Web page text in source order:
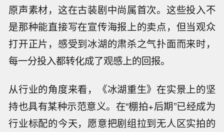
原声素材，这在古装剧中尚属首次。这些投入不
是那种能直接写在宣传海报上的卖点，但当观众
打开正片，感受到冰湖的肃杀之气扑面而来时，
每一分投入都转化成了观感上的回报。
从行业的角度来看，《冰湖重生》在实景上的坚
持也具有某种示范意义。在“棚拍+后期”已经成为
行业标配的今天，愿意把剧组拉到无人区实拍的